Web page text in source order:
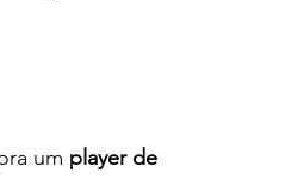
um player de